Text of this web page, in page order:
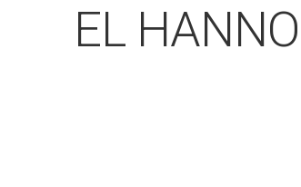
Hit enter to search or ESC to close
EL